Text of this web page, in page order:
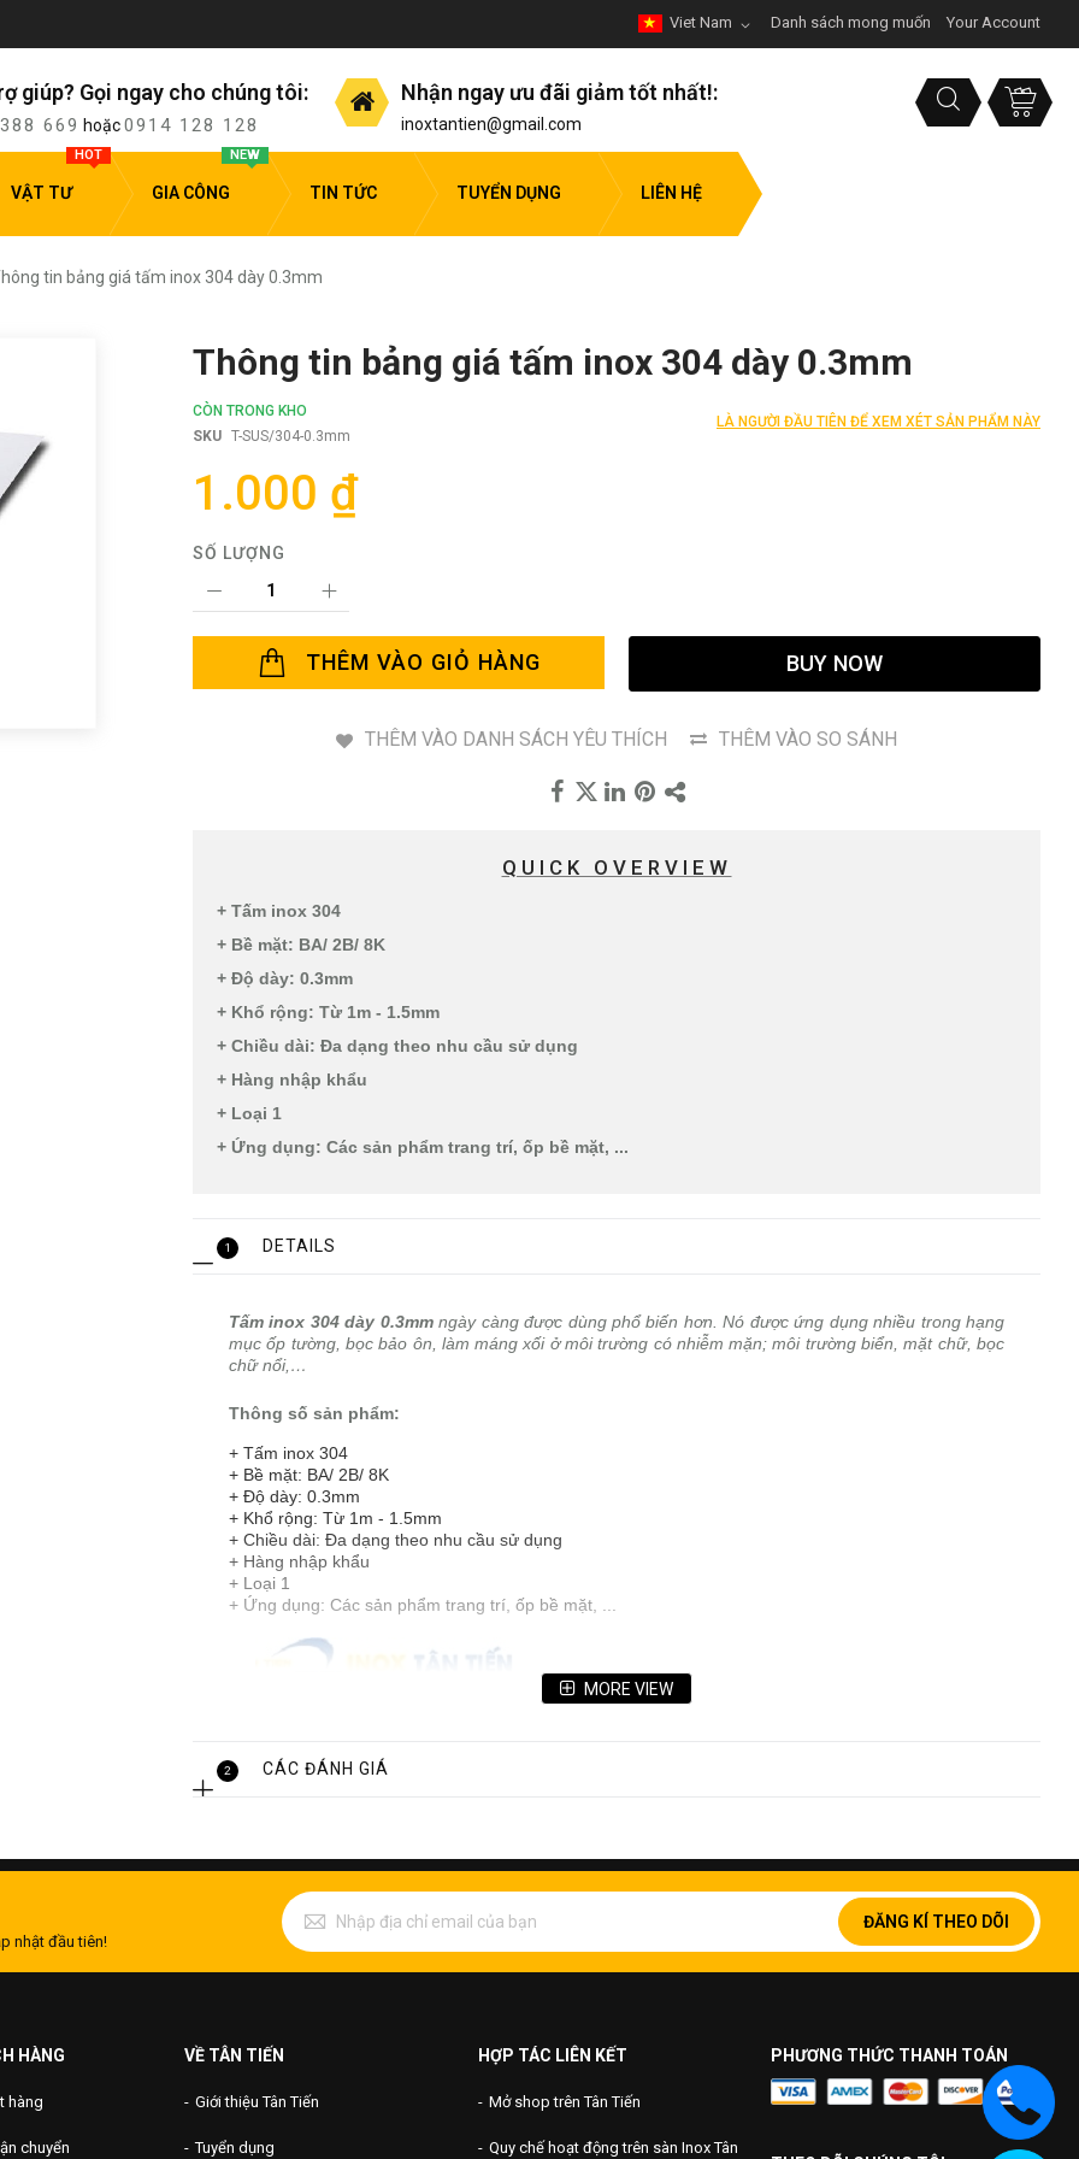
Danh sách mong muốn Your Account
Viet Nam
giúp? Gọi ngay cho chúng tôi:
669 hoặc0914 128 128
Nhận ngay ưu đãi giảm tốt nhất!:
inoxtantien@gmail.com
VẬT TƯ
HOT
GIA CÔNG
NEW
TIN TỨC TUYỂN DỤNG LIÊN HỆ
tin bảng giá tấm inox 304 dày 0.3mm
Thông tin bảng giá tấm inox 304 dày 0.3mm
CÒN TRONG KHO
SKU T-SUS/304-0.3mm
LÀ NGƯỜI ĐẦU TIÊN ĐỂ XEM XÉT SẢN PHẨM NÀY
1.000 ₫
SỐ LƯỢNG
THÊM VÀO GIỎ HÀNG BUY NOW
THÊM VÀO DANH SÁCH YÊU THÍCH THÊM VÀO SO SÁNH
QUICK OVERVIEW
+ Tấm inox 304
+ Bề mặt: BA/ 2B/ 8K
+ Độ dày: 0.3mm
+ Khổ rộng: Từ 1m - 1.5mm
+ Chiều dài: Đa dạng theo nhu cầu sử dụng
+ Hàng nhập khẩu
+ Loại 1
+ Ứng dụng: Các sản phẩm trang trí, ốp bề mặt, ...
1 DETAILS
Tấm inox 304 dày 0.3mmngày càng được dùng phổ biến hơn. Nó được ứng dụng nhiều trong hạng
mục ốp tường, bọc bảo ôn, làm máng xối ở môi trường có nhiễm mặn; môi trường biển, mặt chữ, bọc
chữ nổi,…
Thông số sản phẩm:
+ Tấm inox 304
+ Bề mặt: BA/ 2B/ 8K
+ Độ dày: 0.3mm
+ Khổ rộng: Từ 1m - 1.5mm
+ Chiều dài: Đa dạng theo nhu cầu sử dụng
+ Hàng nhập khẩu
+ Loại 1
+ Ứng dụng: Các sản phẩm trang trí, ốp bề mặt, ...
MORE VIEW
2 CÁC ĐÁNH GIÁ
nhật đầu tiên!
ĐĂNG KÍ THEO DÕI
HÀNG
hàng
chuyển
VỀ TÂN TIẾN
Giới thiệu Tân Tiến
Tuyển dụng
HỢP TÁC LIÊN KẾT
Mở shop trên Tân Tiến
Quy chế hoạt động trên sàn Inox Tân
PHƯƠNG THỨC THANH TOÁN